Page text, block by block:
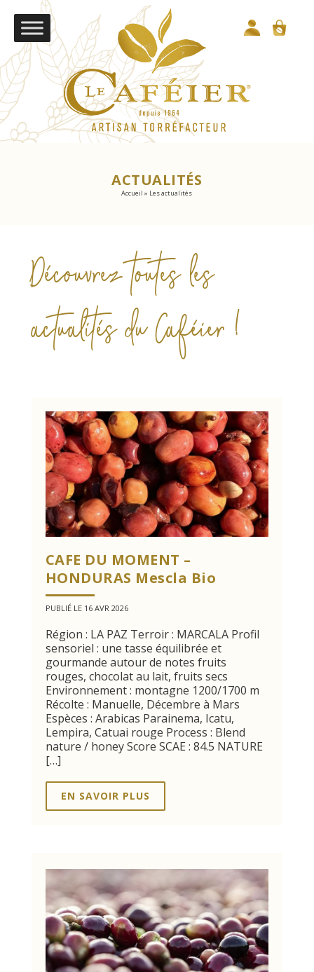
ACTUALITÉS
Accueil » Les actualités
Découvrez toutes les
actualités du Caféier !
CAFE DU MOMENT –
HONDURAS Mescla Bio
PUBLIÉ LE 16 AVR 2026
Région : LA PAZ Terroir : MARCALA Profil
sensoriel : une tasse équilibrée et
gourmande autour de notes fruits
rouges, chocolat au lait, fruits secs
Environnement : montagne 1200/1700 m
Récolte : Manuelle, Décembre à Mars
Espèces : Arabicas Parainema, Icatu,
Lempira, Catuai rouge Process : Blend
nature / honey Score SCAE : 84.5 NATURE
[…]
EN SAVOIR PLUS